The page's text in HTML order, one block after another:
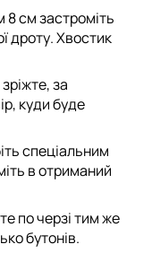
8 см застроміть
дроту. Хвостик
за
куди буде
спеціальним
в отриманий
по черзі тим же
бутонів.